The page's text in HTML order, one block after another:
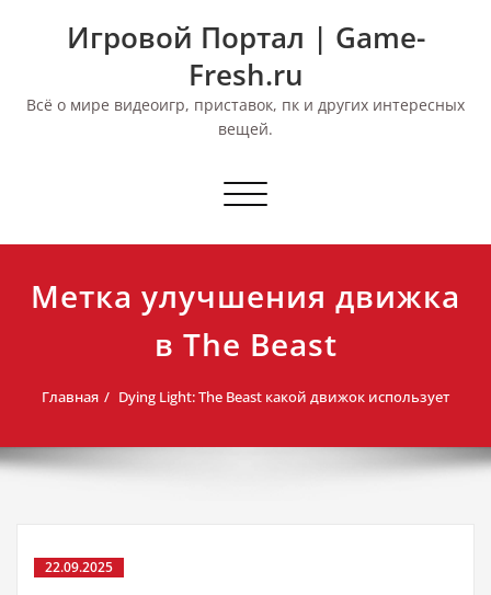
Игровой Портал | Game-
Fresh.ru
Всё о мире видеоигр, приставок, пк и других интересных
вещей.
Переключить
Метка улучшения движка
в The Beast
Главная Dying Light: The Beast какой движок использует
22.09.2025